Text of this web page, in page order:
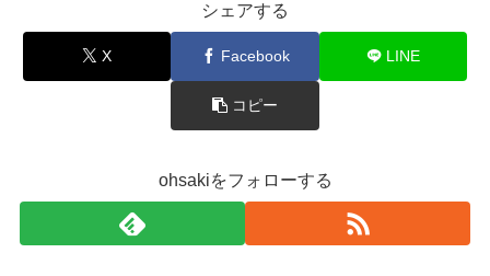
シェアする
X Facebook LINE
コピー
ohsakiをフォローする